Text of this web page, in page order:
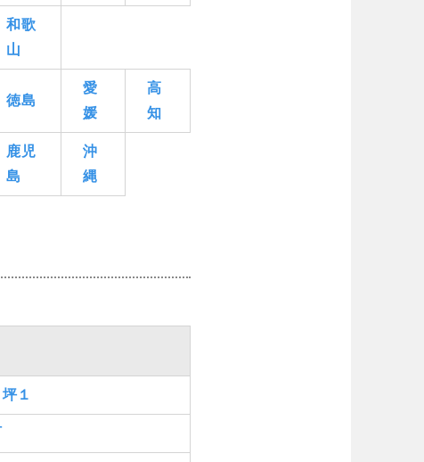
宮崎
和歌
山
徳島
愛
媛
高
知
鹿児
島
沖
縄
１